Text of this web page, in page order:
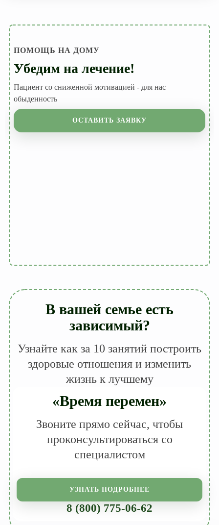
ПОМОЩЬ НА ДОМУ
Убедим на лечение!
Пациент со сниженной мотивацией - для нас
обыденность
ОСТАВИТЬ ЗАЯВКУ
В вашей семье есть
зависимый?
Узнайте как за 10 занятий построить
здоровые отношения и изменить
жизнь к лучшему
«Время перемен»
Звоните прямо сейчас, чтобы
проконсультироваться со
специалистом
УЗНАТЬ ПОДРОБНЕЕ
8 (800) 775-06-62